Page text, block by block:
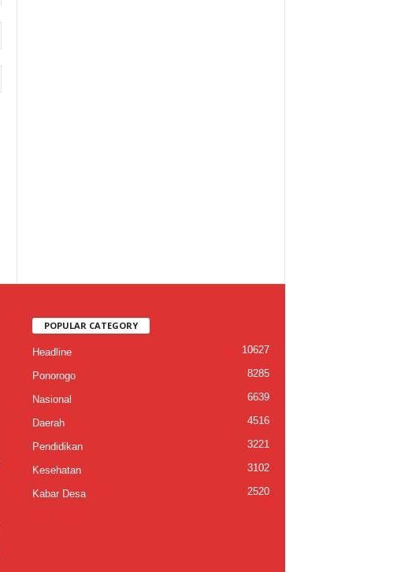
POPULAR CATEGORY
Headline 10627
Ponorogo 8285
Nasional 6639
Daerah 4516
Pendidikan 3221
Kesehatan 3102
Kabar Desa 2520